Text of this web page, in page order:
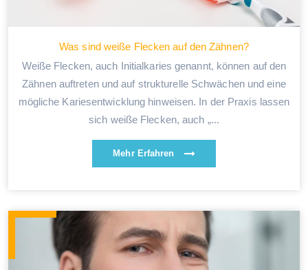
Was sind weiße Flecken auf den Zähnen?
Weiße Flecken, auch Initialkaries genannt, können auf den
Zähnen auftreten und auf strukturelle Schwächen und eine
mögliche Kariesentwicklung hinweisen. In der Praxis lassen
sich weiße Flecken, auch „...
Mehr Erfahren